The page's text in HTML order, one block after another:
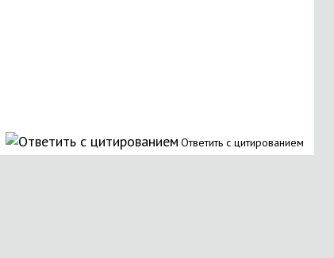
Ответить с цитированием